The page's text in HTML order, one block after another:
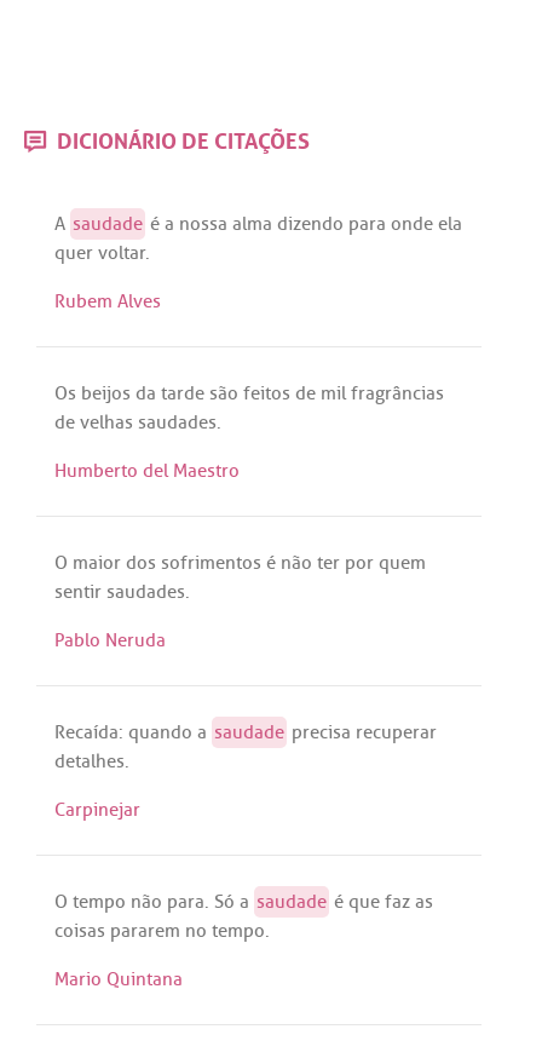
DICIONÁRIO DE CITAÇÕES
A saudade é a nossa alma dizendo para onde ela
quer voltar.
Rubem Alves
Os beijos da tarde são feitos de mil fragrâncias
de velhas saudades.
Humberto del Maestro
O maior dos sofrimentos é não ter por quem
sentir saudades.
Pablo Neruda
Recaída: quando a saudade precisa recuperar
detalhes.
Carpinejar
O tempo não para. Só a saudade é que faz as
coisas pararem no tempo.
Mario Quintana